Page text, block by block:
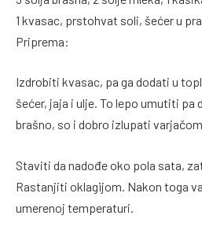
1 kvasac, prstohvat soli, šećer u
Priprema:
Izdrobiti kvasac, pa ga dodati u
šećer, jaja i ulje. To lepo umutiti
brašno, so i dobro izlupati
Staviti da nadođe oko pola sata,
Rastanjiti oklagijom. Nakon toga
umerenoj temperaturi.